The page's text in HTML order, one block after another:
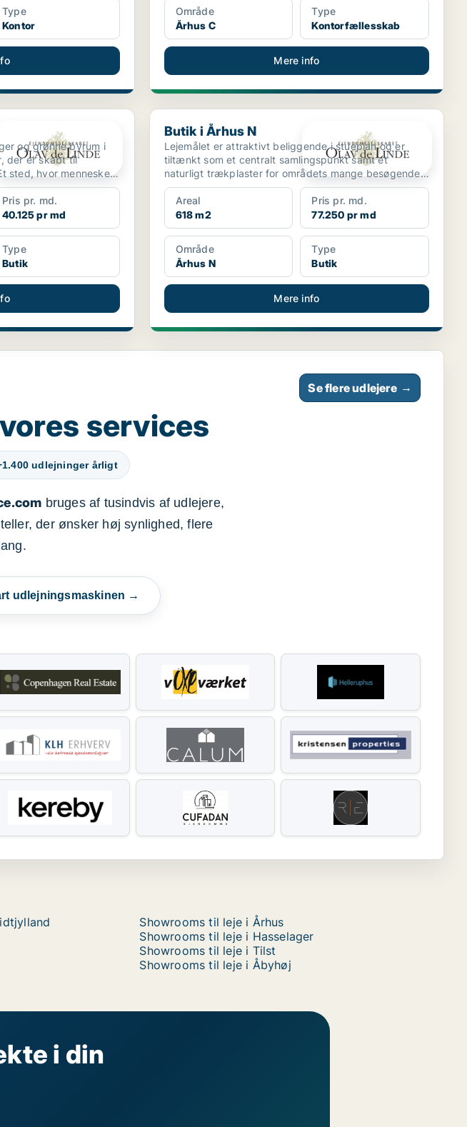
Type
Kontor
Område
Århus C
Type
Kontorfællesskab
Mere info
og grønne byrum i
der er skabt til
sted, hvor mennesker,
Pris pr. md.
40.125 pr md
Type
Butik
Butik i Århus N
Butik i Århus N
Lejemålet er attraktivt beliggende i stueplan og er
tiltænkt som et centralt samlingspunkt samt et
naturligt trækplaster for områdets mange besøgende.
Lokale...
Areal
618 m2
Pris pr. md.
77.250 pr md
Område
Århus N
Type
Butik
Mere info
services
udlejninger årligt
bruges af tusindvis af udlejere,
der ønsker høj synlighed, flere
udlejningsmaskinen →
Se flere udlejere →
Showrooms til leje i Århus
Showrooms til leje i Hasselager
Showrooms til leje i Tilst
Showrooms til leje i Åbyhøj
i din